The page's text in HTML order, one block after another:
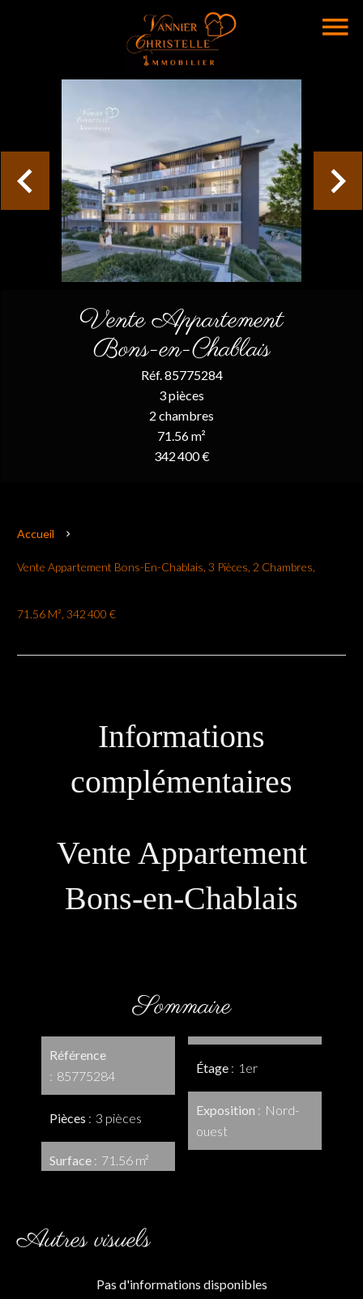
Vente Appartement
Bons-en-Chablais
Réf. 85775284
3 pièces
2 chambres
71.56 m²
342 400 €
Accueil
Vente Appartement Bons-En-Chablais, 3 Pièces, 2 Chambres,
71.56 M², 342 400 €
Informations
complémentaires
Vente Appartement
Bons-en-Chablais
Sommaire
Référence
85775284
Pièces 3 pièces
Surface 71.56 m²
Étage 1er
Exposition
Nord-
ouest
Autres visuels
Pas d'informations disponibles